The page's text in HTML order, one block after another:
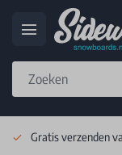
Gratis verzenden